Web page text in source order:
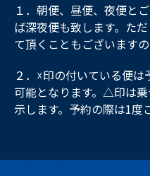
１．朝便、昼便、夜便と
ば深夜便も致します。た
て頂くこともございます
２．☓印の付いている便
可能となります。△印は
示します。予約の際は1度